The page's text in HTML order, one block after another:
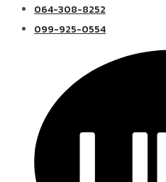
064-308-8252
099-925-0554